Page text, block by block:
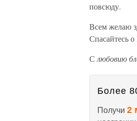
повсюду.
Всем желаю
Спасайтесь о
С любовию
Более
Получи 2